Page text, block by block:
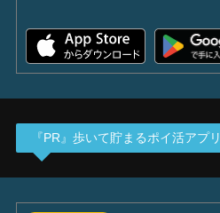
『PR』歩いて貯まるポイ活アプリ